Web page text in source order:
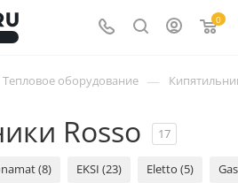
0
Тепловое оборудование —
Rosso 17
(8) EKSI (23) Eletto (5)